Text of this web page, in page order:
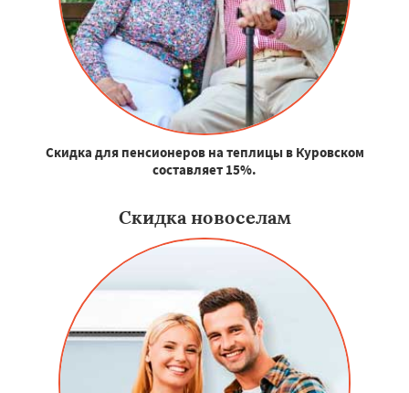
Скидка для пенсионеров на теплицы в Куровском
составляет 15%.
Скидка новоселам